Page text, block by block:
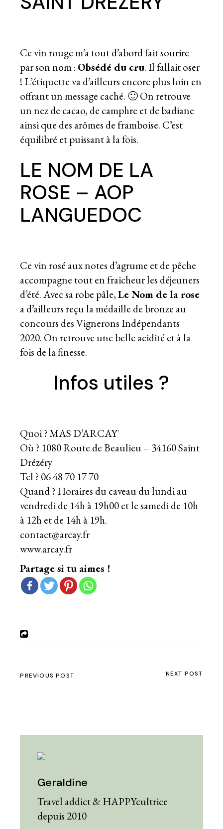
Ce vin rouge m’a tout d’abord fait sourire
par son nom : Obsédé du cru. Il fallait oser
! L’étiquette va d’ailleurs encore plus loin en
offrant un message caché. 🙂 On retrouve
un nez de cacao, de camphre et de badiane
ainsi que des arômes de framboise. C’est
équilibré et puissant à la fois.
LE NOM DE LA
ROSE – AOP
LANGUEDOC
Ce vin rosé aux notes d’agrume et de pêche
accompagne tout en fraicheur les déjeuners
d’été. Avec sa robe pâle,Le Nom de la rose
a d’ailleurs reçu la médaille de bronze au
concours des Vignerons Indépendants
2020. On retrouve une belle acidité et à la
fois de la finesse.
Infos utiles ?
Quoi ? MAS D’ARCAŸ
Où ? 1080 Route de Beaulieu – 34160 Saint
Drézéry
Tel ? 06 48 70 17 70
Quand ? Horaires du caveau du lundi au
vendredi de 14h à 19h00 et le samedi de 10h
à 12h et de 14h à 19h.
contact@arcay.fr
www.arcay.fr
Partage si tu aimes !
PREVIOUS POST NEXT POST
Geraldine
Travel addict & HAPPYcultrice
depuis 2010